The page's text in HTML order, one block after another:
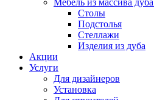
Мебель из массива дуба
Столы
Подстолья
Стеллажи
Изделия из дуба
Акции
Услуги
Для дизайнеров
Установка